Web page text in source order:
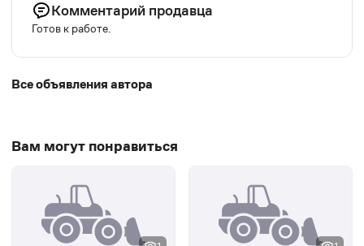
Комментарий продавца
Готов к работе.
Все объявления автора
Вам могут понравиться